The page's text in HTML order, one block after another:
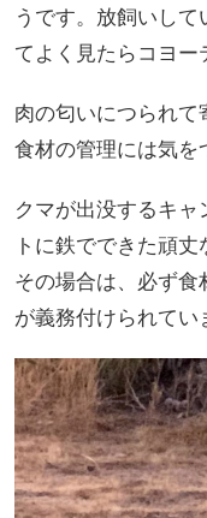
うです。放飼いし
てよく見たらコヨー
肉の匂いにつられて
食材の管理には気を
クマが出没するキャ
トに鉄でできた頑丈
その場合は、必ず食
が義務付けられてい